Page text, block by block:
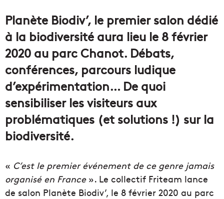
Planète Biodiv’, le premier salon dédié
à la biodiversité aura lieu le 8 février
2020 au parc Chanot. Débats,
conférences, parcours ludique
d’expérimentation… De quoi
sensibiliser les visiteurs aux
problématiques (et solutions !) sur la
biodiversité.
« C’est le premier événement de ce genre jamais
organisé en France». Le collectif Friteam lance
de salon Planète Biodiv’, le 8 février 2020 au parc